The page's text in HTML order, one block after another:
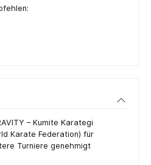
– Kumite Karategi
Karate Federation) für
Turniere genehmigt